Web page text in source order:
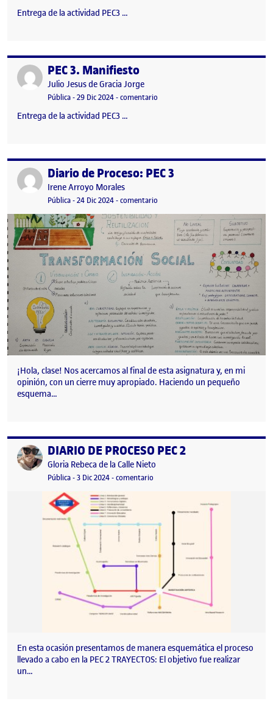
Entrega de la actividad PEC3 …
Publicado porPEC 3. Manifiesto
Publicado por
Julio Jesus de Gracia Jorge
Visibilidad:
Pública-Fecha de publicación
29 Dic 2024-comentario
Entrega de la actividad PEC3 …
Publicado porDiario de Proceso: PEC 3
Publicado por
Irene Arroyo Morales
Visibilidad:
Pública-Fecha de publicación
24 Dic 202423 febrero, 2026 1:36 pm
-comentario
¡Hola, clase! Nos acercamos al final de esta asignatura y, en mi
opinión, con un cierre muy apropiado. Haciendo un pequeño
esquema…
Publicado porDIARIO DE PROCESO PEC 2
Publicado por
Gloria Rebeca de la Calle Nieto
Visibilidad:
Pública-Fecha de publicación
3 Dic 202423 septiembre, 2025 7:30 pm
-comentario
En esta ocasión presentamos de manera esquemática el proceso
llevado a cabo en la PEC 2 TRAYECTOS: El objetivo fue realizar
un…